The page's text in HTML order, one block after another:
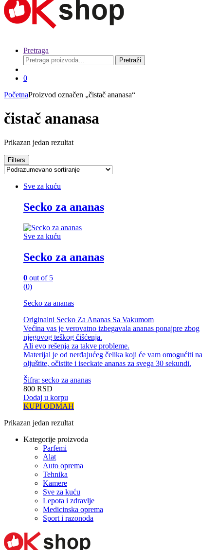
Pretraga
Pretraga
za:
Pretraži
0
PočetnaProizvod označen „čistač ananasa“
čistač ananasa
Prikazan jedan rezultat
Filters
Sve za kuću
Secko za ananas
Sve za kuću
Secko za ananas
0 out of 5
(0)
Secko za ananas
Originalni Secko Za Ananas Sa Vakumom
Većina vas je verovatno izbegavala ananas ponajpre zbog
njegovog teškog čišćenja.
Ali evo rešenja za takve probleme.
Materijal je od nerđajućeg čelika koji će vam omogućiti na
oljuštite, očistite i iseckate ananas za svega 30 sekundi.
Šifra: secko za ananas
800 RSD
Dodaj u korpu
KUPI ODMAH
Prikazan jedan rezultat
Kategorije proizvoda
Parfemi
Alat
Auto oprema
Tehnika
Kamere
Sve za kuću
Lepota i zdravlje
Medicinska oprema
Sport i razonoda